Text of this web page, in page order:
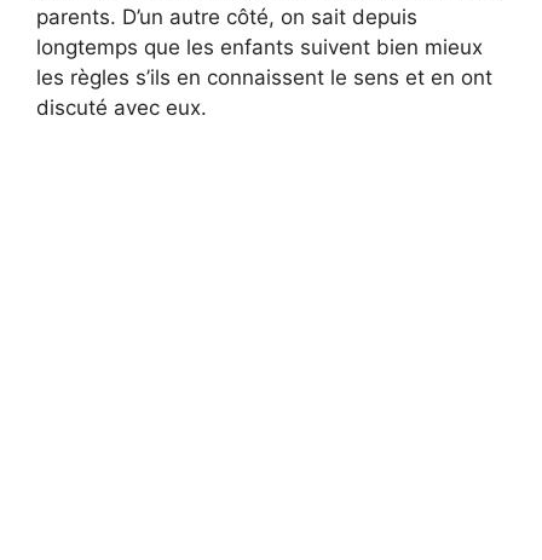
parents. D’un autre côté, on sait depuis
longtemps que les enfants suivent bien mieux
les règles s’ils en connaissent le sens et en ont
discuté avec eux.